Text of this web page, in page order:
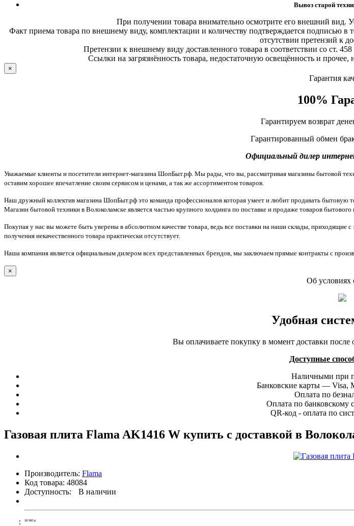
Вывоз старой
При получении товара внимательно осмотрите его внешний вид.
Факт приема товара по внешнему виду, комплектации и количеству подтверждается подписью
отсутствии претензий к
Претензии к внешнему виду доставленного товара в соответствии со ст.
Ссылки на загрязнённость товара, недостаточную освещённость и
×
Гарантия
100%
Гарантируем возврат
Гарантированный обмен
Официальный дилер
Уважаемые клиенты и посетители интернет-магазина ШопБыт.рф. Мы рады, что вы, рассматривая магазины бытовой
оставим хорошее впечатление своим сервисом и ценами, а так же ассортиментом товаров.
Наш дружный коллектив магазина ШопБыт.рф это команда профессионалов которая умеет и любит продавать бытовую
Магазин бытовой техники в Волоколамске является частью крупного холдинга по поставке и продаже товаров
Покупая у нас вы можете быть уверены в абсолютном качестве товара, ведь все поставки на наши склады,
получения некачественного товара практически отсутствует.
Наша компания является официальным дилером всех представленных брендов, мы заключаем прямые контракты с
×
Об условиях
Удобная
Вы оплачиваете покупку в момент доставки
Доступные
Наличными при
Банковские карты — Visa,
Оплата по
Оплата по
QR-код - оплата по
Газовая плита Flama AK1416 W купить с доставкой в
Производитель: Flama
Код товара: 48084
Доступность:
В наличии
18 560 р.